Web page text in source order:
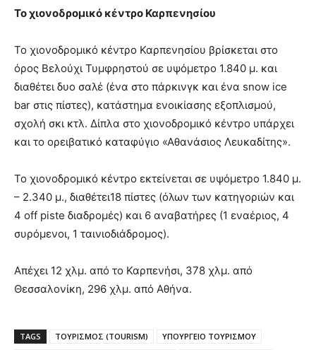
Το χιονοδρομικό κέντρο Καρπενησίου
Το χιονοδρομικό κέντρο Καρπενησίου βρίσκεται στο
όρος Βελούχι Τυμφρηστού σε υψόμετρο 1.840 μ. και
διαθέτει δυο σαλέ (ένα στο πάρκινγκ και ένα snow ice
bar στις πίστες), κατάστημα ενοικίασης εξοπλισμού,
σχολή σκι κτλ. Δίπλα στο χιονοδρομικό κέντρο υπάρχει
και το ορειβατικό καταφύγιο «Αθανάσιος Λευκαδίτης».
Το χιονοδρομικό κέντρο εκτείνεται σε υψόμετρο 1.840 μ.
– 2.340 μ., διαθέτει18 πίστες (όλων των κατηγοριών και
4 off piste διαδρομές) και 6 αναβατήρες (1 εναέριος, 4
συρόμενοι, 1 ταινιοδιάδρομος).
Απέχει 12 χλμ. από το Καρπενήσι, 378 χλμ. από
Θεσσαλονίκη, 296 χλμ. από Αθήνα.
TAGS ΤΟΥΡΙΣΜΟΣ (TOURISM) ΥΠΟΥΡΓΕΙΟ ΤΟΥΡΙΣΜΟΥ